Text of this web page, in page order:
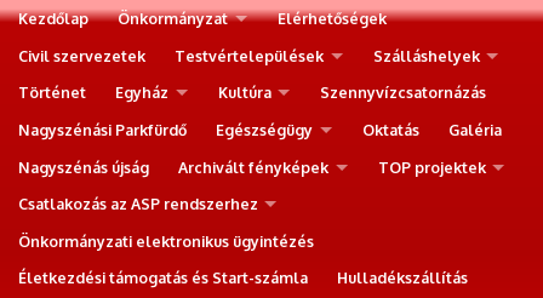
Kezdőlap Önkormányzat
Elérhetőségek
Civil szervezetek
Testvértelepülések
Szálláshelyek
Történet
Egyház Kultúra
Szennyvízcsatornázás
Nagyszénási Parkfürdő
Egészségügy Oktatás
Galéria
Nagyszénás újság
Archivált fényképek
TOP projektek
Csatlakozás az ASP rendszerhez
Önkormányzati elektronikus ügyintézés
Életkezdési támogatás és Start-számla
Hulladékszállítás